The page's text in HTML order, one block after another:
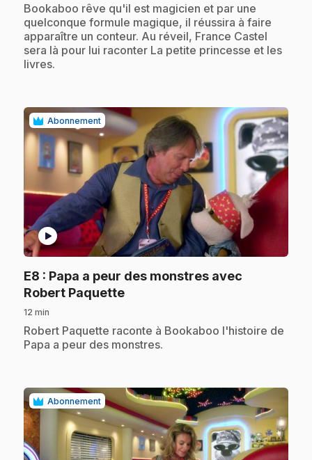
.Bookaboo rêve qu'il est magicien et par une
quelconque formule magique, il réussira à faire
apparaître un conteur. Au réveil, France Castel
sera là pour lui raconter La petite princesse et les
livres.
Abonnement
play_circle
E8 : Papa a peur des monstres avec
Robert Paquette.
12 min
.Robert Paquette raconte à Bookaboo l'histoire de
Papa a peur des monstres.
Abonnement